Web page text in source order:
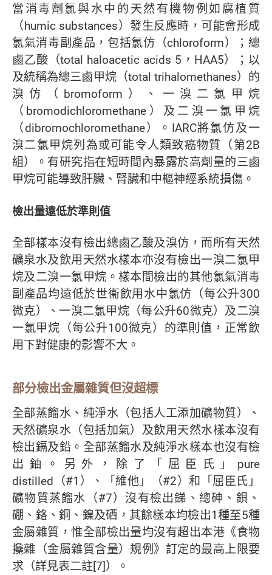
當消毒劑氯與水中的天然有機物例如腐植質
（humic substances）發生反應時，可能會形成
氯氣消毒副產品，包括氯仿（chloroform）；總
鹵乙酸（total haloacetic acids 5，HAA5）；以
及統稱為總三鹵甲烷（total trihalomethanes）的
溴仿（bromoform）、一溴二氯甲烷
（bromodichloromethane）及二溴一氯甲烷
（dibromochloromethane）。IARC將氯仿及一
溴二氯甲烷列為或可能令人類致癌物質（第2B
組）。有研究指在短時間內暴露於高劑量的三鹵
甲烷可能導致肝臟、腎臟和中樞神經系統損傷。
檢出量遠低於準則值
全部樣本沒有檢出總鹵乙酸及溴仿，而所有天然
礦泉水及飲用天然水樣本亦沒有檢出一溴二氯甲
烷及二溴一氯甲烷。樣本間檢出的其他氯氣消毒
副產品均遠低於世衞飲用水中氯仿（每公升300
微克）、一溴二氯甲烷（每公升60微克）及二溴
一氯甲烷（每公升100微克）的準則值，正常飲
用下對健康的影響不大。
部分檢出金屬雜質但沒超標
全部蒸餾水、純淨水（包括人工添加礦物質）、
天然礦泉水（包括加氣）及飲用天然水樣本沒有
檢出鎘及鉛。全部蒸餾水及純淨水樣本也沒有檢
出鈾。另外，除了「屈臣氏」pure
distilled（#1）、「維他」（#2）和「屈臣氏」
礦物質蒸餾水（#7）沒有檢出銻、總砷、鋇、
硼、鉻、銅、鎳及硒，其餘樣本均檢出1種至5種
金屬雜質，惟全部檢出量均沒有超出本港《食物
攙雜（金屬雜質含量）規例》訂定的最高上限要
求（詳見表二註[7]）。